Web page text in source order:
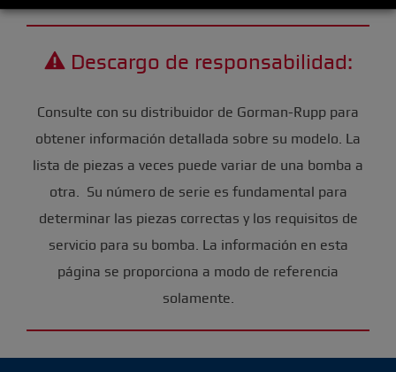
Descargo de responsabilidad:
Consulte con su distribuidor de Gorman-Rupp para
obtener información detallada sobre su modelo. La
lista de piezas a veces puede variar de una bomba a
otra. Su número de serie es fundamental para
determinar las piezas correctas y los requisitos de
servicio para su bomba. La información en esta
página se proporciona a modo de referencia
solamente.